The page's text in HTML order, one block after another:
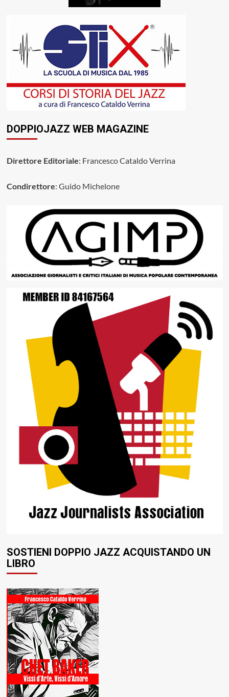
DOPPIOJAZZ WEB MAGAZINE
Direttore Editoriale: Francesco Cataldo Verrina
Condirettore: Guido Michelone
SOSTIENI DOPPIO JAZZ ACQUISTANDO UN
LIBRO